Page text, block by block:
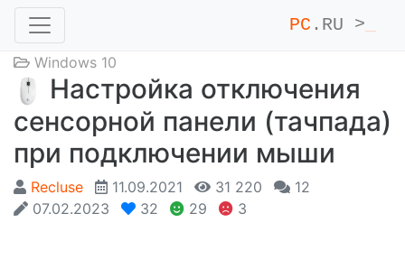
PC .RU >
Windows 10
Настройка отключения
сенсорной панели (тачпада)
при подключении мыши
Recluse 11.09.2021 31 220
12
07.02.2023
32 29 3